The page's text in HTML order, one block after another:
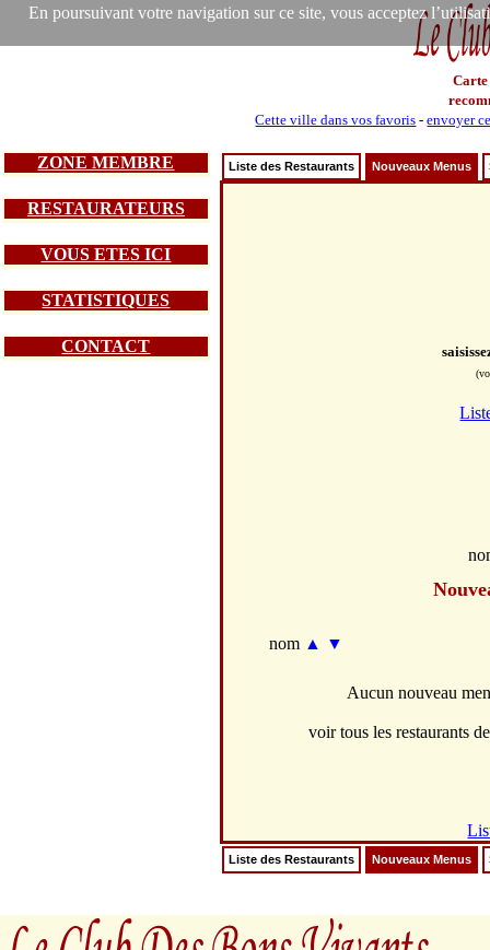
En poursuivant votre navigation sur ce site, vous acceptez
Carte
Cette ville dans vos favoris -envoyer
ZONE MEMBRE
RESTAURATEURS
VOUS ETES ICI
STATISTIQUES
CONTACT
Liste des Restaurants Nouveaux Menus
nom ▲ ▼
Aucun nouveau
voir tous les restaurants
Liste des Restaurants Nouveaux Menus